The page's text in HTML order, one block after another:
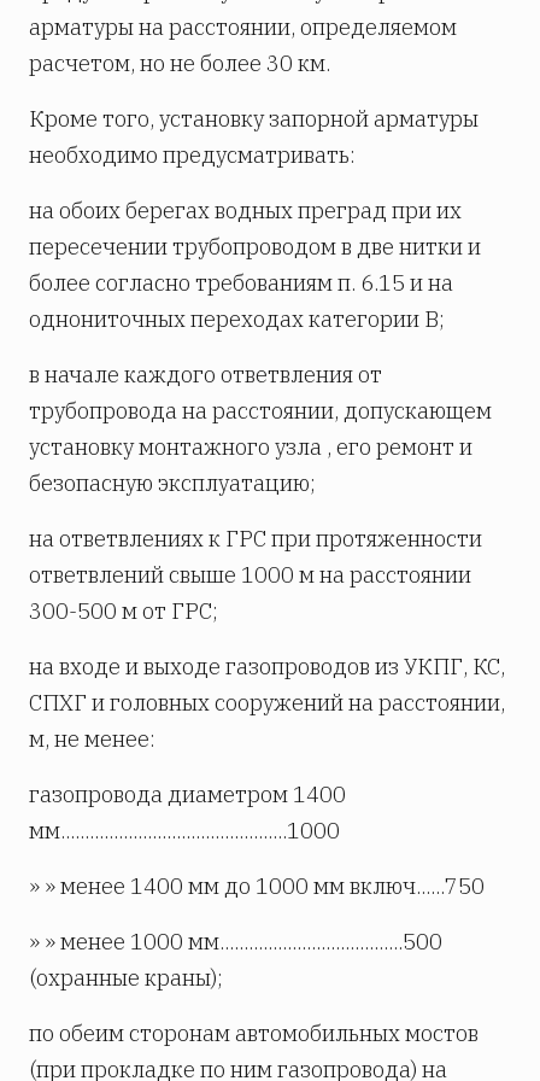
арматуры на расстоянии, определяемом
расчетом, но не более 30 км.
Кроме того, установку запорной арматуры
необходимо предусматривать:
на обоих берегах водных преград при их
пересечении трубопроводом в две нитки и
более согласно требованиям п. 6.15 и на
однониточных переходах категории В;
в начале каждого ответвления от
трубопровода на расстоянии, допускающем
установку монтажного узла , его ремонт и
безопасную эксплуатацию;
на ответвлениях к ГРС при протяженности
ответвлений свыше 1000 м на расстоянии
300-500 м от ГРС;
на входе и выходе газопроводов из УКПГ, КС,
СПХГ и головных сооружений на расстоянии,
м, не менее:
газопровода диаметром 1400
мм...............................................1000
» » менее 1400 мм до 1000 мм включ......750
» » менее 1000 мм......................................500
(охранные краны);
по обеим сторонам автомобильных мостов
(при прокладке по ним газопровода) на